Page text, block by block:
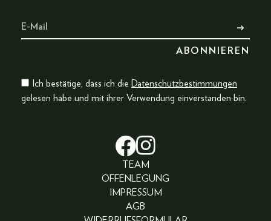
Ich bestätige, dass ich die Datenschutzbestimmungen
gelesen habe und mit ihrer Verwendung einverstanden bin.
TEAM
OFFENLEGUNG
IMPRESSUM
AGB